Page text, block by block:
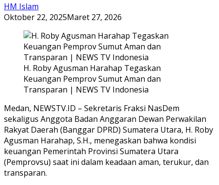
HM Islam
Oktober 22, 2025Maret 27, 2026
H. Roby Agusman Harahap Tegaskan
Keuangan Pemprov Sumut Aman dan
Transparan | NEWS TV Indonesia
Medan, NEWSTV.ID – Sekretaris Fraksi NasDem
sekaligus Anggota Badan Anggaran Dewan Perwakilan
Rakyat Daerah (Banggar DPRD) Sumatera Utara, H. Roby
Agusman Harahap, S.H., menegaskan bahwa kondisi
keuangan Pemerintah Provinsi Sumatera Utara
(Pemprovsu) saat ini dalam keadaan aman, terukur, dan
transparan.